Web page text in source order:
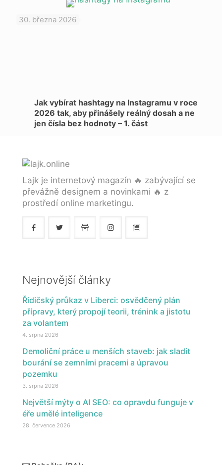
30. března 2026
Jak vybírat hashtagy na Instagramu v roce
2026 tak, aby přinášely reálný dosah a ne
jen čísla bez hodnoty – 1. část
Lajk je internetový magazín 🔥 zabývající se
převážně designem a novinkami 🔥 z
prostředí online marketingu.
Nejnovější články
Řidičský průkaz v Liberci: osvědčený plán
přípravy, který propojí teorii, trénink a jistotu
za volantem
4. srpna 2026
Demoliční práce u menších staveb: jak sladit
bourání se zemními pracemi a úpravou
pozemku
3. srpna 2026
Největší mýty o AI SEO: co opravdu funguje v
éře umělé inteligence
28. července 2026